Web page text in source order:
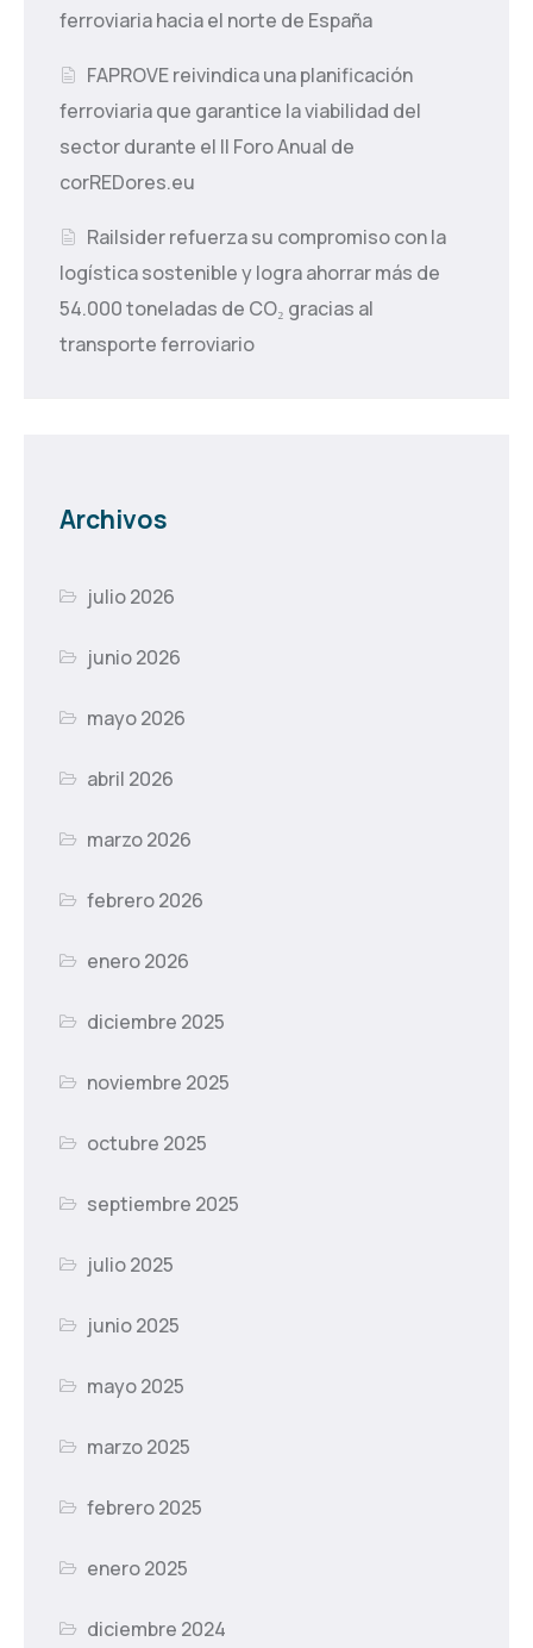
ferroviaria hacia el norte de España
FAPROVE reivindica una planificación
ferroviaria que garantice la viabilidad del
sector durante el II Foro Anual de
corREDores.eu
Railsider refuerza su compromiso con la
logística sostenible y logra ahorrar más de
54.000 toneladas de CO₂ gracias al
transporte ferroviario
Archivos
julio 2026
junio 2026
mayo 2026
abril 2026
marzo 2026
febrero 2026
enero 2026
diciembre 2025
noviembre 2025
octubre 2025
septiembre 2025
julio 2025
junio 2025
mayo 2025
marzo 2025
febrero 2025
enero 2025
diciembre 2024